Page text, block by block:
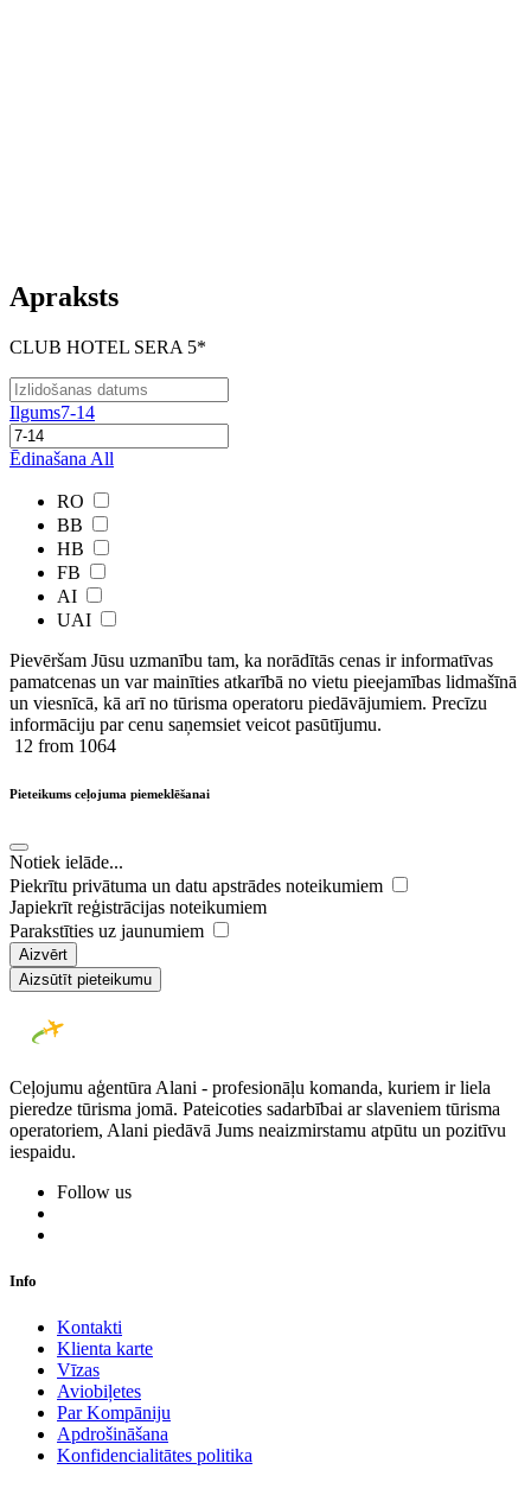
Apraksts
CLUB HOTEL SERA 5*
Ilgums7-14
Ēdinašana All
RO
BB
HB
FB
AI
UAI
Pievēršam Jūsu uzmanību tam, ka norādītās cenas ir ​informatīvas ​
pamatcenas un var mainīties atkarībā ​no ​vietu pieejamības lidmašīnā
un viesnīcā, kā arī no tūrisma operatoru piedāvājumiem. Precīzu
informāciju par cenu saņemsiet veicot pasūtījumu.
12 from 1064
Pieteikums ceļojuma piemeklēšanai
Notiek ielāde...
Piekrītu privātuma un datu apstrādes noteikumiem
Japiekrīt reģistrācijas noteikumiem
Parakstīties uz jaunumiem
Aizvērt
Aizsūtīt pieteikumu
Ceļojumu aģentūra Alani - profesionāļu komanda, kuriem ir liela
pieredze tūrisma jomā. Pateicoties sadarbībai ar slaveniem tūrisma
operatoriem, Alani piedāvā Jums neaizmirstamu atpūtu un pozitīvu
iespaidu.
Follow us
Info
Kontakti
Klienta karte
Vīzas
Aviobiļetes
Par Kompāniju
Apdrošināšana
Konfidencialitātes politika